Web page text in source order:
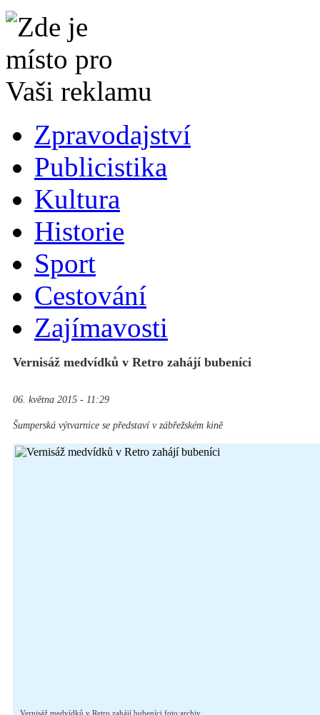
Zpravodajství
Publicistika
Kultura
Historie
Sport
Cestování
Zajímavosti
Vernisáž medvídků v Retro zahájí bubeníci
06. května 2015 - 11:29
Šumperská výtvarnice se představí v zábřežském kině
Vernisáž medvídků v Retro zahájí bubeníci foto:archiv